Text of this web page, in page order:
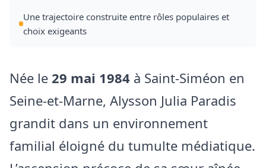
Une trajectoire construite entre rôles populaires et
choix exigeants
Née le 29 mai 1984 à Saint‑Siméon en
Seine‑et‑Marne, Alysson Julia Paradis
grandit dans un environnement
familial éloigné du tumulte médiatique.